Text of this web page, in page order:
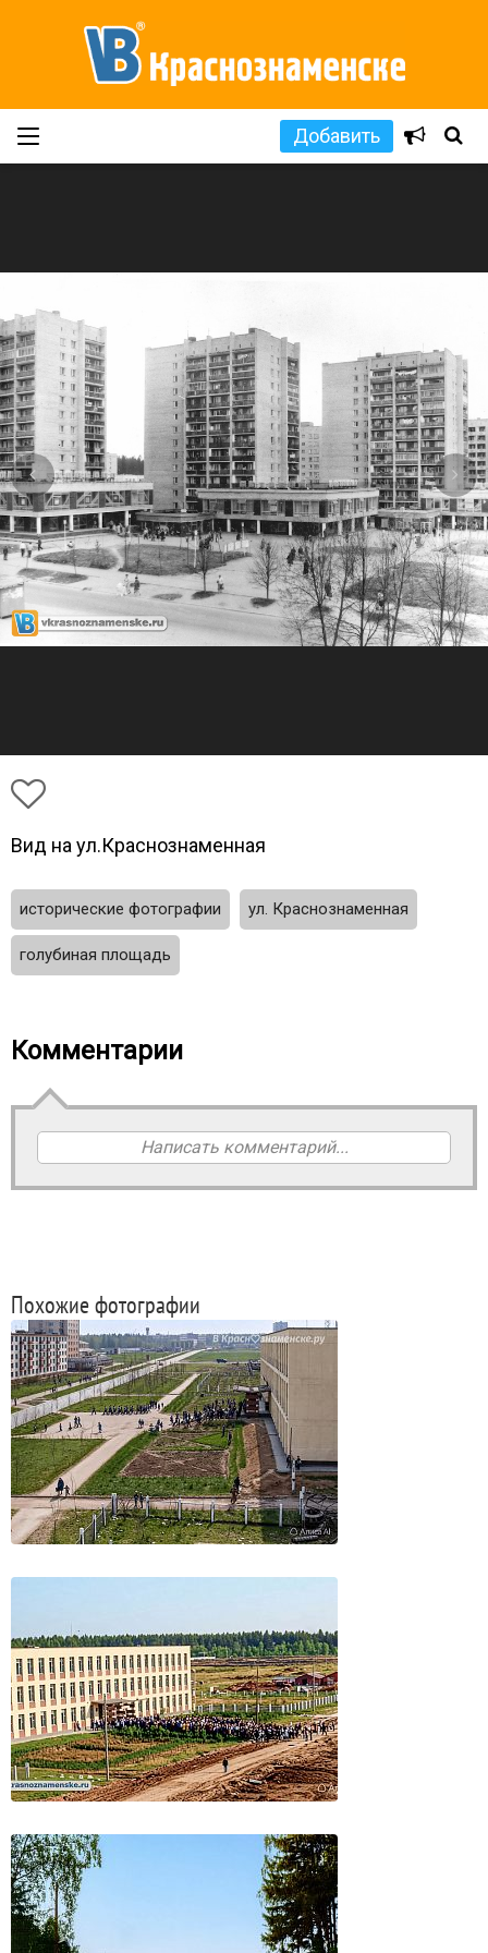
Добавить
Вид на ул.Краснознаменная
исторические фотографии ул. Краснознаменная
голубиная площадь
Комментарии
Написать комментарий...
Похожие фотографии